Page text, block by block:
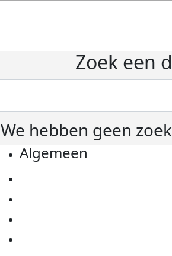
Zoek een
We hebben geen
Algemeen